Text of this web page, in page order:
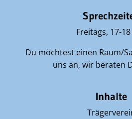
Freitags, 17-
Du möchtest einen Raum/
uns an, wir beraten
Inhalte